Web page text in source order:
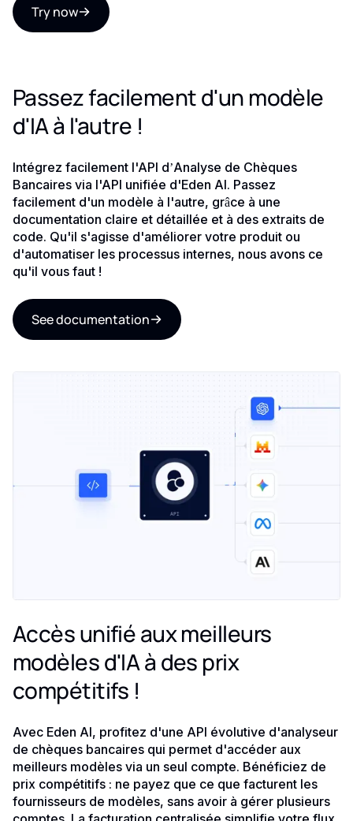
Try now
Passez facilement d'un modèle
d'IA à l'autre !
Intégrez facilement l'API d’Analyse de Chèques
Bancaires via l'API unifiée d'Eden AI. Passez
facilement d'un modèle à l'autre, grâce à une
documentation claire et détaillée et à des extraits de
code. Qu'il s'agisse d'améliorer votre produit ou
d'automatiser les processus internes, nous avons ce
qu'il vous faut !
See documentation
Accès unifié aux meilleurs
modèles d'IA à des prix
compétitifs !
Avec Eden AI, profitez d'une API évolutive d'analyseur
de chèques bancaires qui permet d'accéder aux
meilleurs modèles via un seul compte. Bénéficiez de
prix compétitifs : ne payez que ce que facturent les
fournisseurs de modèles, sans avoir à gérer plusieurs